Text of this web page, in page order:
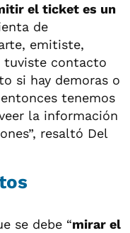
el ticket es un
de
emitiste,
tuviste contacto
si hay demoras o
tenemos
la información
resaltó Del
se debe “mirar el